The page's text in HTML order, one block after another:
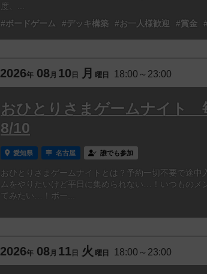
度、...
#ボードゲーム
#デッキ構築 #お一人様歓迎 #賞金
2026年 08月 10 日 月 曜日 18:00～23:00
おひとりさまゲームナイト
8/10
愛知県 名古屋 誰でも参加
おひとりさまゲームナイトとは？予約一切不要で途中
ムをやりたいけど平日に集められない…！いつものメ
てみたい…！ボー...
2026年 08月 11 日 火 曜日 18:00～23:00